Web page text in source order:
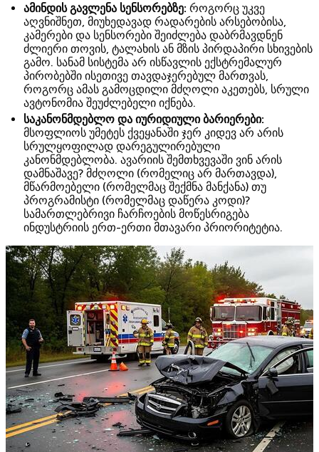
ამინდის გავლენა სენსორებზე: როგორც უკვე
აღვნიშნეთ, მიუხედავად რადარების არსებობისა,
კამერები და სენსორები შეიძლება დაბრმავდნენ
ძლიერი თოვის, ტალახის ან მზის პირდაპირი სხივების
გამო. სანამ სისტემა არ ისწავლის ექსტრემალურ
პირობებში ისეთივე თავდაჯერებულ მართვას,
როგორც ამას გამოცდილი მძღოლი აკეთებს, სრული
ავტონომია შეუძლებელი იქნება.
საკანონმდებლო და იურიდიული ბარიერები:
მსოფლიოს უმეტეს ქვეყანაში ჯერ კიდევ არ არის
სრულყოფილად დარეგულირებული
კანონმდებლობა. ავარიის შემთხვევაში ვინ არის
დამნაშავე? მძღოლი (რომელიც არ მართავდა),
მწარმოებელი (რომელმაც შექმნა მანქანა) თუ
პროგრამისტი (რომელმაც დაწერა კოდი)?
სამართლებრივი ჩარჩოების მოწესრიგება
ინდუსტრიის ერთ-ერთი მთავარი პრიორიტეტია.